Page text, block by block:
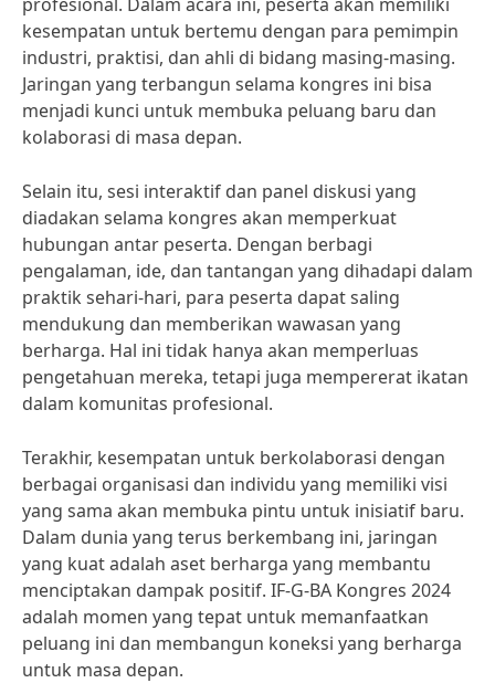
kesempatan untuk bertemu dengan para pemimpin
industri, praktisi, dan ahli di bidang masing-masing.
Jaringan yang terbangun selama kongres ini bisa
menjadi kunci untuk membuka peluang baru dan
kolaborasi di masa depan.
Selain itu, sesi interaktif dan panel diskusi yang
diadakan selama kongres akan memperkuat
hubungan antar peserta. Dengan berbagi
pengalaman, ide, dan tantangan yang dihadapi dalam
praktik sehari-hari, para peserta dapat saling
mendukung dan memberikan wawasan yang
berharga. Hal ini tidak hanya akan memperluas
pengetahuan mereka, tetapi juga mempererat ikatan
dalam komunitas profesional.
Terakhir, kesempatan untuk berkolaborasi dengan
berbagai organisasi dan individu yang memiliki visi
yang sama akan membuka pintu untuk inisiatif baru.
Dalam dunia yang terus berkembang ini, jaringan
yang kuat adalah aset berharga yang membantu
menciptakan dampak positif. IF-G-BA Kongres 2024
adalah momen yang tepat untuk memanfaatkan
peluang ini dan membangun koneksi yang berharga
untuk masa depan.